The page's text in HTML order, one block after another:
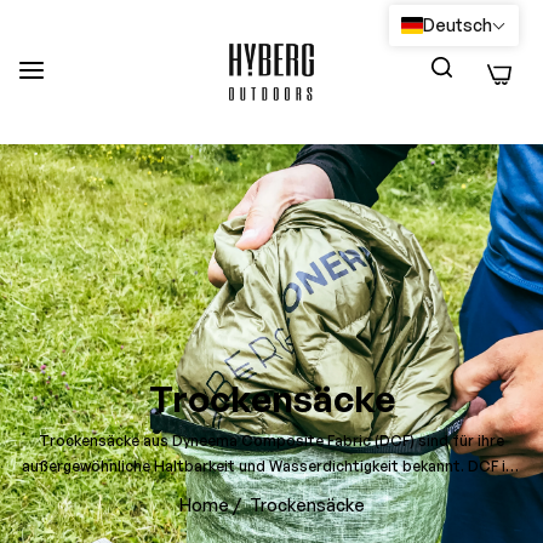
0
Trockensäcke
Trockensäcke aus Dyneema Composite Fabric (DCF) sind für ihre
außergewöhnliche Haltbarkeit und Wasserdichtigkeit bekannt. DCF ist
ein leistungsstarkes, leichtes Gewebe aus ultrahochmolekularen
Polyethylenfasern, die mit einer dünnen Schicht Polyesterfolie
Home/ Trockensäcke
Deutsch